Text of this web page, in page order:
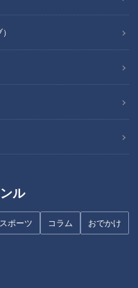
ル
スポーツ コラム おでかけ
ラッコ
ピョコと立って歩く姿！